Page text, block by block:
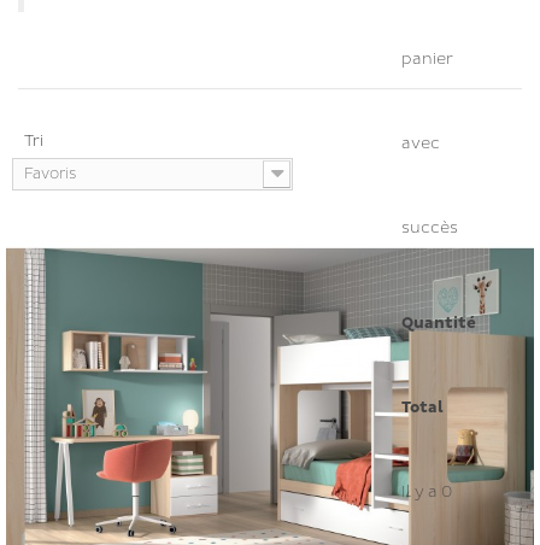
panier
avec
succès
Quantité
Total
Il y a 0
Tri
Favoris